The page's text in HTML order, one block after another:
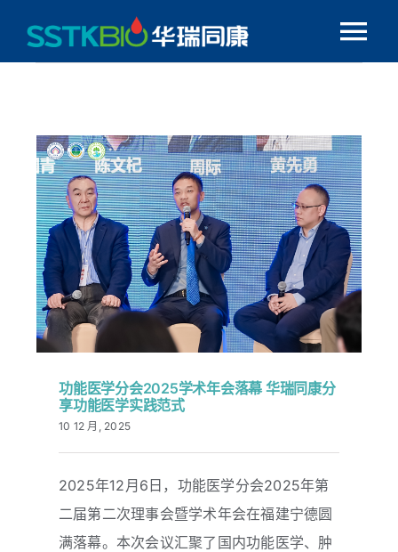
走进SSTK
TK1常见问题
融合创新
学术科研
同康资讯
功能医学分会2025学术年会落幕 华瑞
同康分享功能医学实践范式
功能医学分会2025学术年会落幕 华瑞同康分
享功能医学实践范式
10 12 月, 2025
2025年12月6日，功能医学分会2025年第
二届第二次理事会暨学术年会在福建宁德圆
满落幕。本次会议汇聚了国内功能医学、肿